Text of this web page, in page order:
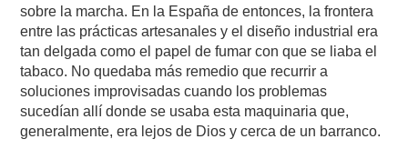
sobre la marcha. En la España de entonces, la frontera
entre las prácticas artesanales y el diseño industrial era
tan delgada como el papel de fumar con que se liaba el
tabaco. No quedaba más remedio que recurrir a
soluciones improvisadas cuando los problemas
sucedían allí donde se usaba esta maquinaria que,
generalmente, era lejos de Dios y cerca de un barranco.